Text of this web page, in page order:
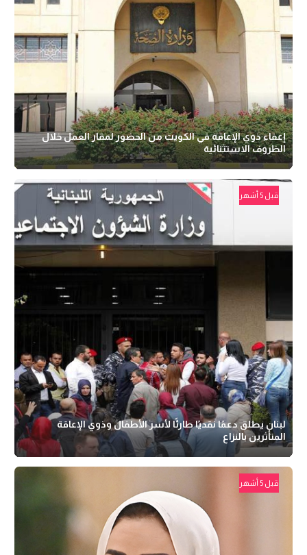
إعفاء ذوي الإعاقة في الكويت من الحضور لمقار العمل خلال
الظروف الاستثنائية
قبل 5 أشهر
لبنان يطلق دعمًا نقديًا طارئًا لأسر الأطفال وذوي الإعاقة
المتأثرين بالنزاع
قبل 5 أشهر